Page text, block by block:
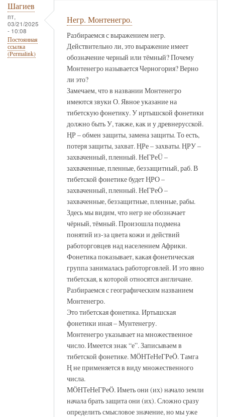
Шагиев
пт,
03/21/2025
- 10:08
Постоянная
ссылка
(Permalink)
Негр. Монтенегро.
Разбираемся с выражением негр.
Действительно ли, это выражение имеет
обозначение черный или тёмный? Почему
Монтенегро называется Черногория? Верно
ли это?
Замечаем, что в названии Монтенегро
имеются звуки О. Явное указание на
тибетскую фонетику. У иртышской фонетики
должно быть У, также, как и у древнерусской.
ҢР – обмен защиты, замена защиты. То есть,
потеря защиты, захват. ҢРе – захваты. ҢРУ –
захваченный, пленный. НеГРеÜ –
захваченные, пленные, беззащитный, раб. В
тибетской фонетике будет ҢРО –
захваченный, пленный. НеГРеÖ –
захваченные, беззащитные, пленные, рабы.
Здесь мы видим, что негр не обозначает
чёрный, тёмный. Произошла подмена
понятий из-за цвета кожи и действий
работорговцев над населением Африки.
Фонетика показывает, какая фонетическая
группа занималась работорговлей. И это явно
тибетская, к которой относятся англичане.
Разбираемся с географическим названием
Монтенегро.
Это тибетская фонетика. Иртышская
фонетики иная – Мунтенегру.
Монтенегро указывает на множественное
число. Имеется знак “е”. Записываем в
тибетской фонетике. МÖНТеНеГРеÖ. Тамга
Ң не применяется в виду множественного
числа.
МÖНТеНеГРеÖ. Иметь они (их) начало земли
начала брать защита они (их). Сложно сразу
определить смысловое значение, но мы уже